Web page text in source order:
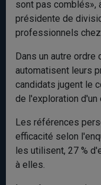
sont pas comblés»,
présidente de
professionnels chez
Dans un autre
automatisent leurs
candidats jugent le
de l'exploration d'un
Les références
efficacité selon
les utilisent, 27 %
à elles.